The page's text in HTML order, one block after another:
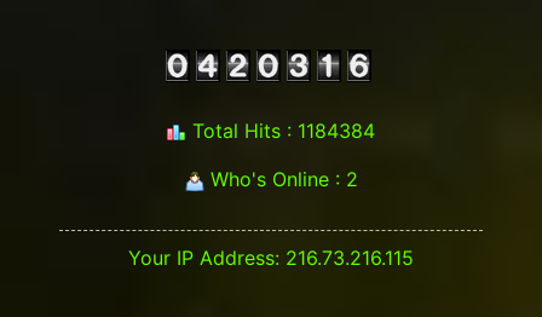
Total Hits : 1184384
Who's Online : 2
Your IP Address: 216.73.216.115